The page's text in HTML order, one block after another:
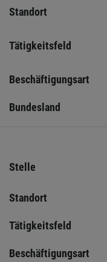
Standort
Tätigkeitsfeld
Beschäftigungsart
Bundesland
Stelle
Standort
Tätigkeitsfeld
Beschäftigungsart